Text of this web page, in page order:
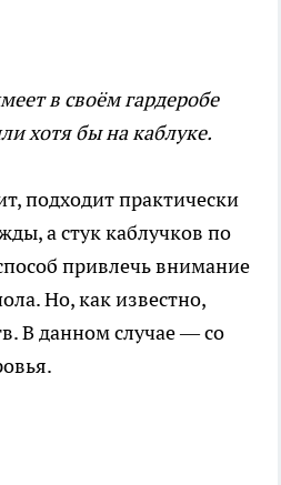
в своём гардеробе
хотя бы на каблуке.
подходит практически
а стук каблучков по
привлечь внимание
Но, как известно,
В данном случае — со